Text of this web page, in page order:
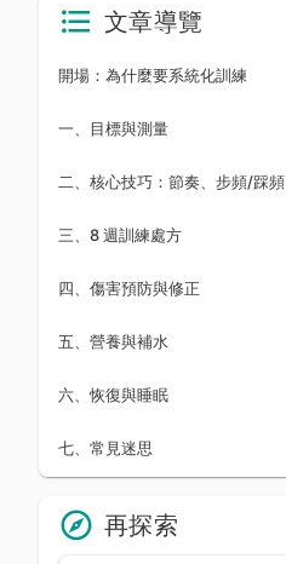
文章導覽
開場：為什麼要系統化訓練
一、目標與測量
二、核心技巧：節奏、步頻/踩頻
三、8 週訓練處方
四、傷害預防與修正
五、營養與補水
六、恢復與睡眠
七、常見迷思
再探索